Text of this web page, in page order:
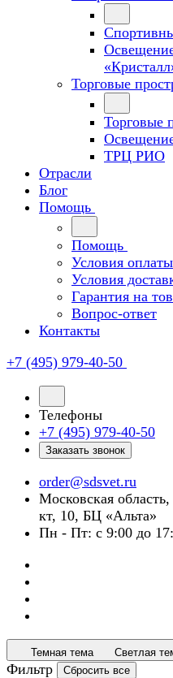
Торговые
Торговые
ТРЦ РИО
Отрасли
Блог
Помощь
Помощь
Условия оплаты
Условия
Гарантия на
Вопрос-ответ
Контакты
+7 (495) 979-40-50
Телефоны
+7 (495) 979-40-50
Заказать звонок
order@sdsvet.ru
Московская
кт, 10, БЦ «Альта»
Пн - Пт: с 9:00 до
Темная тема Светлая
Фильтр Сбросить все